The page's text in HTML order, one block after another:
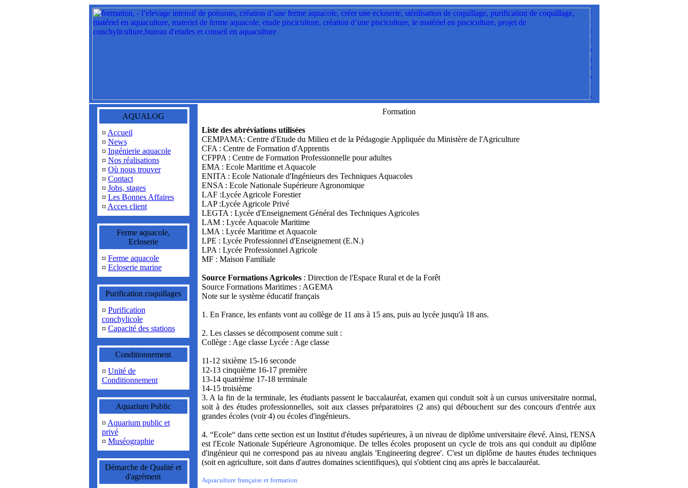
AQUALOG
¤ Accueil
¤ News
¤ Ingénierie aquacole
¤ Nos réalisations
¤ Où nous trouver
¤ Contact
¤ Jobs, stages
¤ Les Bonnes Affaires
¤ Acces client
Ferme aquacole,
Ecloserie
¤ Ferme aquacole
¤ Ecloserie marine
Purification coquillages
¤ Purification
conchylicole
¤ Capacité des stations
Conditionnement
¤ Unité de
Conditionnement
Aquarium Public
¤ Aquarium public et
privé
¤ Muséographie
Démarche de Qualité et
d'agrément
Formation
Liste des abréviations utilisées
CEMPAMA: Centre d'Etude du Milieu et de la Pédagogie Appliquée du Ministère de l'Agriculture
CFA : Centre de Formation d'Apprentis
CFPPA : Centre de Formation Professionnelle pour adultes
EMA : Ecole Maritime et Aquacole
ENITA : Ecole Nationale d'Ingénieurs des Techniques Aquacoles
ENSA : Ecole Nationale Supérieure Agronomique
LAF :Lycée Agricole Forestier
LAP :Lycée Agricole Privé
LEGTA : Lycée d'Enseignement Général des Techniques Agricoles
LAM : Lycée Aquacole Maritime
LMA : Lycée Maritime et Aquacole
LPE : Lycée Professionnel d'Enseignement (E.N.)
LPA : Lycée Professionnel Agricole
MF : Maison Familiale
Source Formations Agricoles : Direction de l'Espace Rural et de la Forêt
Source Formations Maritimes : AGEMA
Note sur le système éducatif français
1. En France, les enfants vont au collège de 11 ans à 15 ans, puis au lycée jusqu'à 18 ans.
2. Les classes se décomposent comme suit :
Collège : Age classe Lycée : Age classe
11-12 sixième 15-16 seconde
12-13 cinquième 16-17 première
13-14 quatrième 17-18 terminale
14-15 troisième
3. A la fin de la terminale, les étudiants passent le baccalauréat, examen qui conduit soit à un cursus universitaire normal,
soit à des études professionnelles, soit aux classes préparatoires (2 ans) qui débouchent sur des concours d'entrée aux
grandes écoles (voir 4) ou écoles d'ingénieurs.
4. “Ecole“ dans cette section est un Institut d'études supérieures, à un niveau de diplôme universitaire élevé. Ainsi, l'ENSA
est l'Ecole Nationale Supérieure Agronomique. De telles écoles proposent un cycle de trois ans qui conduit au diplôme
d'ingénieur qui ne correspond pas au niveau anglais 'Engineering degree'. C'est un diplôme de hautes études techniques
(soit en agriculture, soit dans d'autres domaines scientifiques), qui s'obtient cinq ans après le baccalauréat.
Aquaculture française et formation